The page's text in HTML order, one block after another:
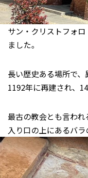
サン・クリストフォ
ました。
長い歴史ある場所で、
1192年に再建され、
最古の教会とも言われ
入り口の上にあるバ